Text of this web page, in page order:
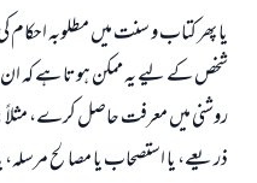
یا پھر کتاب و سنت میں مطلوبہ احکام
شخص کے لیے یہ ممکن ہوتا ہے کہ
روشنی میں معرفت حاصل کرے،
ذریعے، یا استصحاب یا مصالح